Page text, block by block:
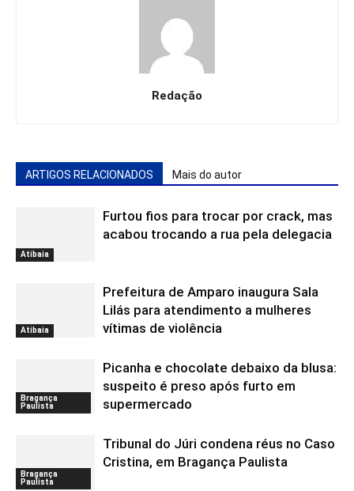
Redação
ARTIGOS RELACIONADOS Mais do autor
Atibaia
Furtou fios para trocar por crack, mas
acabou trocando a rua pela delegacia
Atibaia
Prefeitura de Amparo inaugura Sala
Lilás para atendimento a mulheres
vítimas de violência
Bragança
Paulista
Picanha e chocolate debaixo da blusa:
suspeito é preso após furto em
supermercado
Bragança
Paulista
Tribunal do Júri condena réus no Caso
Cristina, em Bragança Paulista